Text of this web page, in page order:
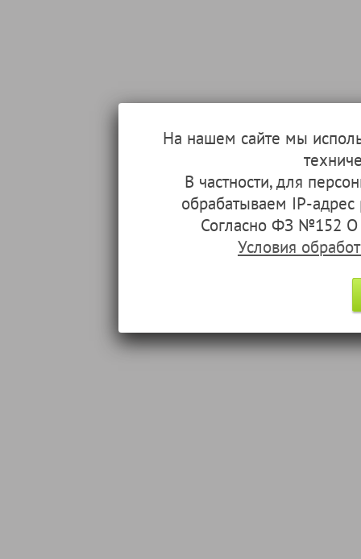
На нашем сайте мы
В частности, для
обрабатываем IP-
Согласно ФЗ №152 О
Условия